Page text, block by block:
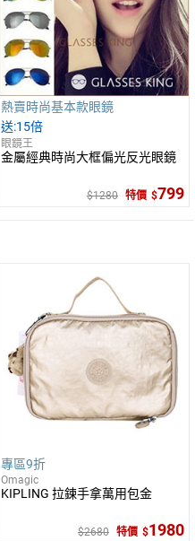
熱賣時尚基本款眼鏡
15倍
眼鏡王
金屬經典時尚大框偏光反光眼鏡
1280 特價 799
專區9折
Omagic
KIPLING 拉鍊手拿萬用包金
2680 特價 1980